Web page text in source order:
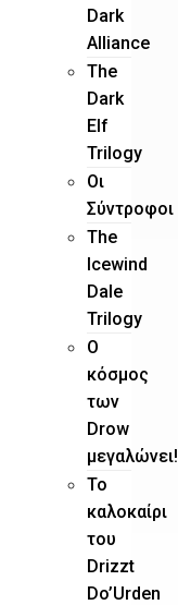
Dark
Alliance
The
Dark
Elf
Trilogy
Οι
Σύντροφοι
The
Icewind
Dale
Trilogy
O
κόσμος
των
Drow
μεγαλώνει!
To
καλοκαίρι
του
Drizzt
Do’Urden